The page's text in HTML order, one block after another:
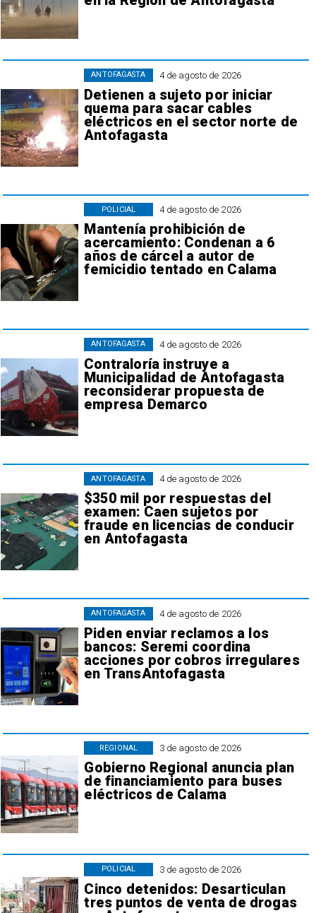
4 de agosto de 2026
Detienen a sujeto por iniciar
quema para sacar cables
eléctricos en el sector norte de
Antofagasta
ANTOFAGASTA
4 de agosto de 2026
Mantenía prohibición de
acercamiento: Condenan a 6
años de cárcel a autor de
femicidio tentado en Calama
POLICIAL
4 de agosto de 2026
Contraloría instruye a
Municipalidad de Antofagasta
reconsiderar propuesta de
empresa Demarco
ANTOFAGASTA
4 de agosto de 2026
$350 mil por respuestas del
examen: Caen sujetos por
fraude en licencias de conducir
en Antofagasta
ANTOFAGASTA
4 de agosto de 2026
Piden enviar reclamos a los
bancos: Seremi coordina
acciones por cobros irregulares
en TransAntofagasta
ANTOFAGASTA
3 de agosto de 2026
Gobierno Regional anuncia plan
de financiamiento para buses
eléctricos de Calama
REGIONAL
3 de agosto de 2026
Cinco detenidos: Desarticulan
tres puntos de venta de drogas
POLICIAL